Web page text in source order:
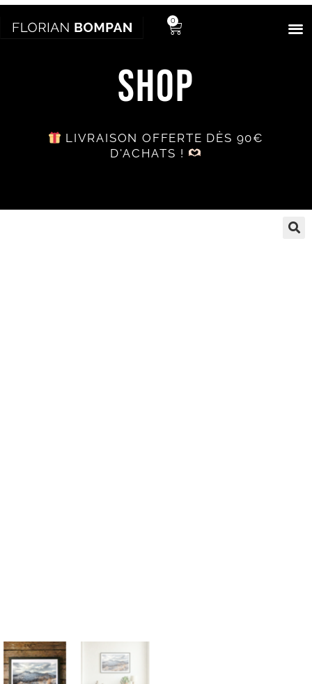
0
SHOP
LIVRAISON OFFERTE DÈS 90€
D'ACHATS !